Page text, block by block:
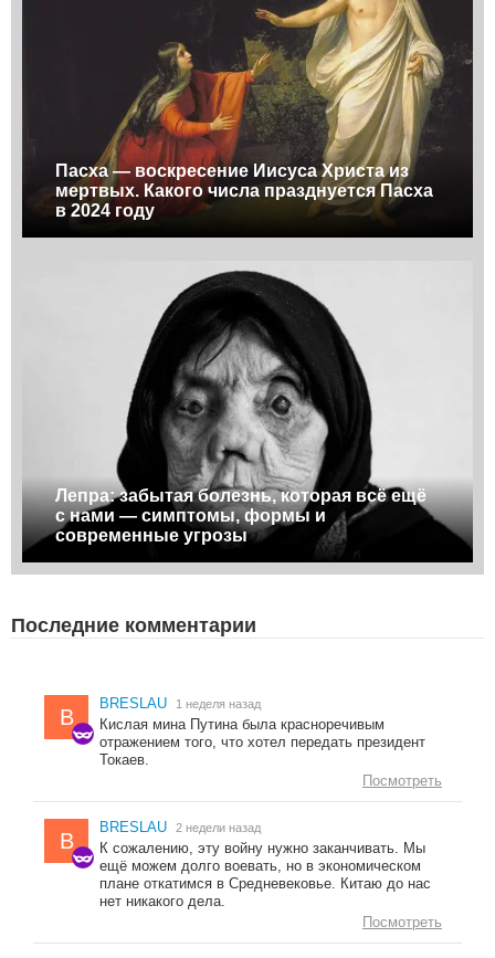
Пасха — воскресение Иисуса Христа из
мертвых. Какого числа празднуется Пасха
в 2024 году
Лепра: забытая болезнь, которая всё ещё
с нами — симптомы, формы и
современные угрозы
Последние комментарии
B
BRESLAU 1 неделя назад
Кислая мина Путина была красноречивым
отражением того, что хотел передать президент
Токаев.
Посмотреть
B
BRESLAU 2 недели назад
К сожалению, эту войну нужно заканчивать. Мы
ещё можем долго воевать, но в экономическом
плане откатимся в Средневековье. Китаю до нас
нет никакого дела.
Посмотреть